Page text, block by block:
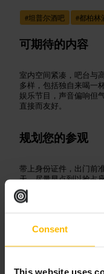
Consent
#坦普尔酒吧 #都柏林
可期待的内容
室内空间紧凑，吧台与
多样，包括独自来喝一
娱乐节目，声音偏响但
直接而友好。
规划您的参观
带上身份证件，出门前
天，尽量早点到以抢占
段，想看热闹则晚上更
找吃的。